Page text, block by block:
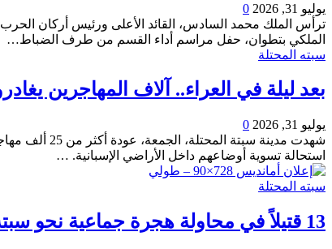
يوليو 31, 2026
0
ترأس الملك محمد السادس، القائد الأعلى ورئيس أركان الحرب
الملكي بتطوان، حفل مراسم أداء القسم من طرف الضباط…
سبته المحتلة
بعد ليلة في العراء.. آلاف المهاجرين
يوليو 31, 2026
0
استحالة تسوية أوضاعهم داخل الأراضي الإسبانية. …
سبته المحتلة
13 قتيلاً في محاولة هجرة جماعية نحو سبتة المحتلة